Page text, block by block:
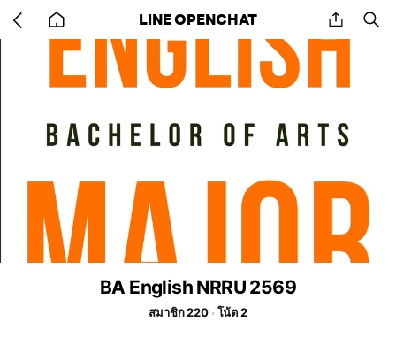
back
to
home
LINE OPENCHAT share
BA English NRRU 2569
สมาชิก 220 โน้ต 2